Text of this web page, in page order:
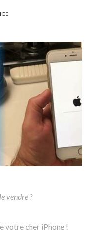
vendre ?
votre cher iPhone !